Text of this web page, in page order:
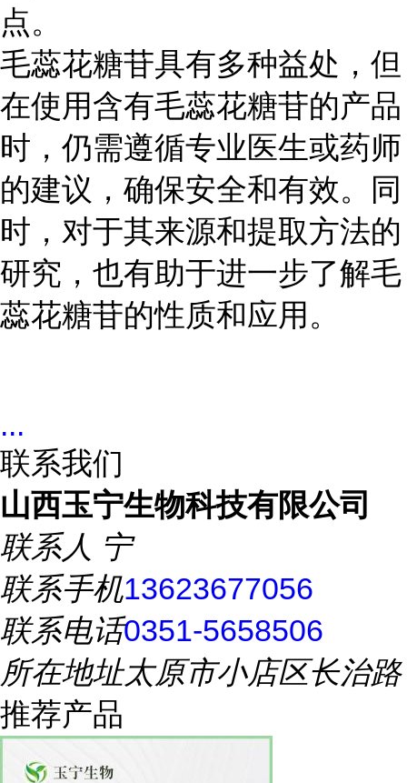
点。
毛蕊花糖苷具有多种益处，但
在使用含有毛蕊花糖苷的产品
时，仍需遵循专业医生或药师
的建议，确保安全和有效。同
时，对于其来源和提取方法的
研究，也有助于进一步了解毛
蕊花糖苷的性质和应用。
...
联系我们
山西玉宁生物科技有限公司
联系人 宁
联系手机13623677056
联系电话0351-5658506
所在地址太原市小店区长治路
推荐产品